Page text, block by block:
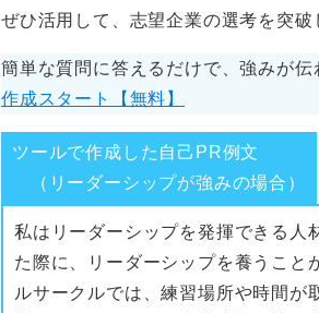
ぜひ活用して、志望企業の選考を突破
簡単な質問に答えるだけで、強みが伝
作成スタート【無料】
ツールで作成した自己PR例文
（リーダーシップが強みの場合）
私はリーダーシップを発揮できる人
た際に、リーダーシップを養うこと
ルサークルでは、練習場所や時間が